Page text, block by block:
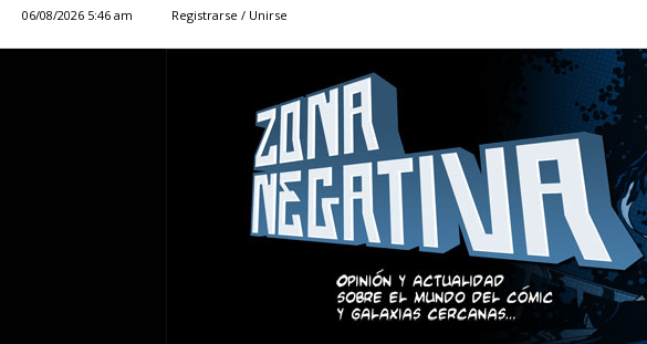
06/08/2026 5:46 am Registrarse / Unirse